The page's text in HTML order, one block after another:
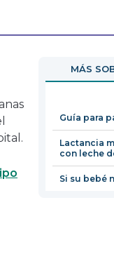
MÁS
Guía para
Lactancia
con leche
Si su bebé